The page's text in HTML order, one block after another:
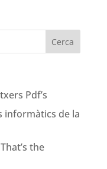
Pdf’s
informàtics de la
the